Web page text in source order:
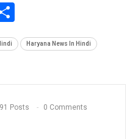
Haryana News In Hindi
Posts 0 Comments